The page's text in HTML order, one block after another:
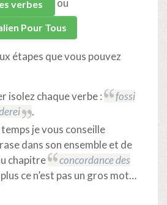
verbes ou
Pour Tous
étapes que vous pouvez
isolez chaque verbe :
fossi
.
je vous conseille
dans son ensemble et de
chapitre
concordance des
ce n’est pas un gros mot…